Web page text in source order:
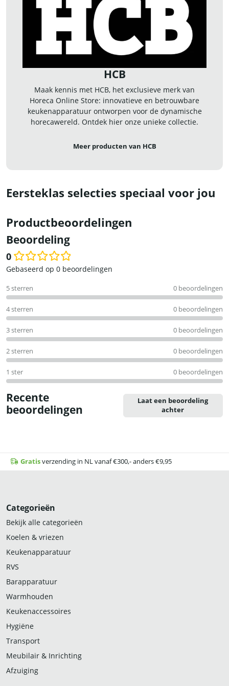
HCB
Maak kennis met HCB, het exclusieve merk van
Horeca Online Store: innovatieve en betrouwbare
keukenapparatuur ontworpen voor de dynamische
horecawereld. Ontdek hier onze unieke collectie.
Meer producten van HCB
Eersteklas selecties speciaal voor jou
Productbeoordelingen
Beoordeling
0
Waardering
uit
5
Gebaseerd op 0 beoordelingen
5 sterren 0 beoordelingen
4 sterren 0 beoordelingen
3 sterren 0 beoordelingen
2 sterren 0 beoordelingen
1 ster 0 beoordelingen
Recente
beoordelingen
Laat een beoordeling
achter
Gratisverzending in NL vanaf €300,- anders €9,95
Categorieën
Bekijk alle categorieën
Koelen & vriezen
Keukenapparatuur
RVS
Barapparatuur
Warmhouden
Keukenaccessoires
Hygiëne
Transport
Meubilair & Inrichting
Afzuiging